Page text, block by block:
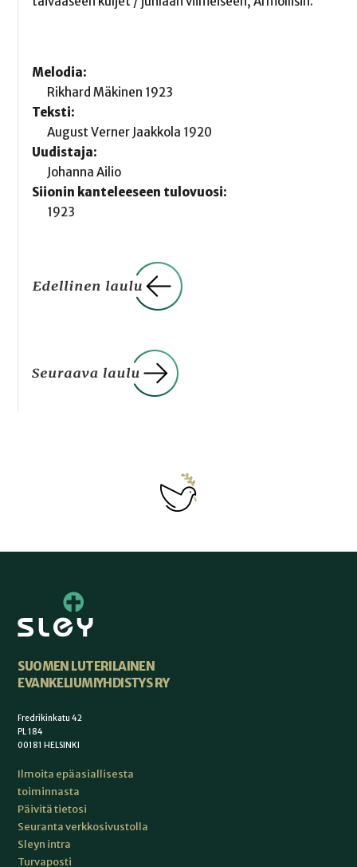
Melodia:
Rikhard Mäkinen 1923
Teksti:
August Verner Jaakkola 1920
Uudistaja:
Johanna Ailio
Siionin kanteleeseen tulovuosi:
1923
SUOMEN LUTERILAINEN
EVANKELIUMIYHDISTYS RY
Fredrikinkatu 42
PL 184
00181 HELSINKI
Ilmoita epäasiallisesta
toiminnasta
Päivitä tietosi
Seuranta verkkosivustolla
Sleyn intra
Turvaposti